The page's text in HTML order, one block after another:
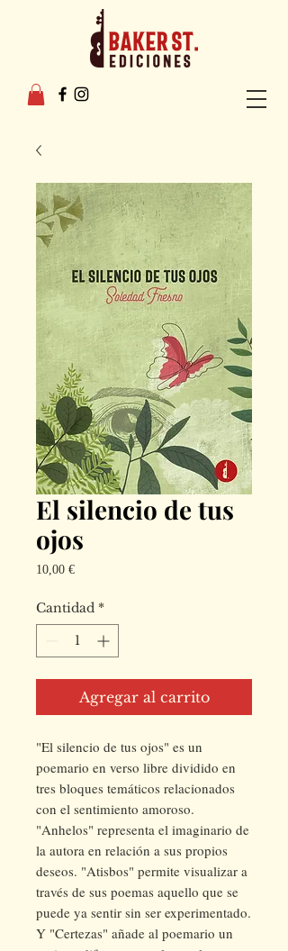
El silencio de tus
ojos
10,00 €Precio
Cantidad *
Agregar al carrito
"El silencio de tus ojos" es un
poemario en verso libre dividido en
tres bloques temáticos relacionados
con el sentimiento amoroso.
"Anhelos" representa el imaginario de
la autora en relación a sus propios
deseos. "Atisbos" permite visualizar a
través de sus poemas aquello que se
puede ya sentir sin ser experimentado.
Y "Certezas" añade al poemario un